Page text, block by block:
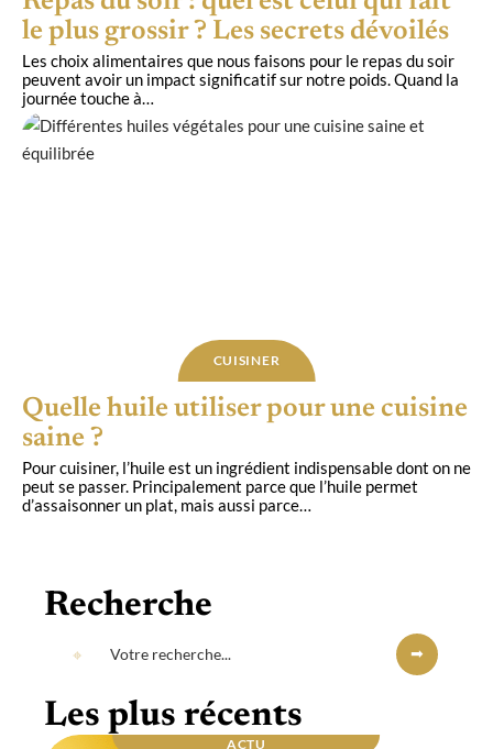
le plus grossir ? Les secrets dévoilés
Les choix alimentaires que nous faisons pour le repas du soir
peuvent avoir un impact significatif sur notre poids. Quand la
journée touche à…
CUISINER
Quelle huile utiliser pour une cuisine
saine ?
Pour cuisiner, l’huile est un ingrédient indispensable dont on ne
peut se passer. Principalement parce que l’huile permet
d’assaisonner un plat, mais aussi parce…
Recherche
Les plus récents
ACTU